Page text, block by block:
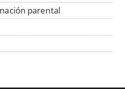
parental